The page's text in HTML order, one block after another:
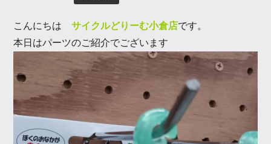
こんにちはサイクルどりーむ小倉店です。
本日はパーツのご紹介でございます